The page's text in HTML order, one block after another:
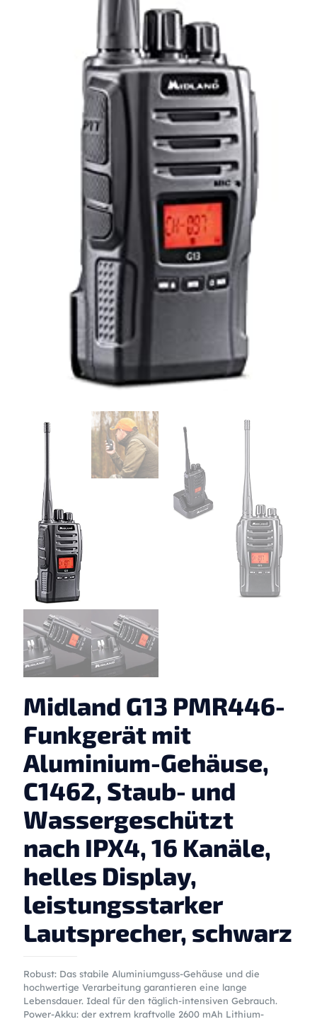
Midland G13 PMR446-
Funkgerät mit
Aluminium-Gehäuse,
C1462, Staub- und
Wassergeschützt
nach IPX4, 16 Kanäle,
helles Display,
leistungsstarker
Lautsprecher, schwarz
Robust: Das stabile Aluminiumguss-Gehäuse und die
hochwertige Verarbeitung garantieren eine lange
Lebensdauer. Ideal für den täglich-intensiven Gebrauch.
Power-Akku: der extrem kraftvolle 2600 mAh Lithium-